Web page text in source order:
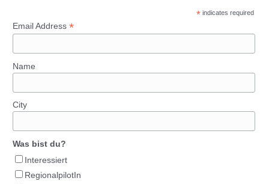
* indicates required
Email Address *
Name
City
Was bist du?
Interessiert
RegionalpilotIn